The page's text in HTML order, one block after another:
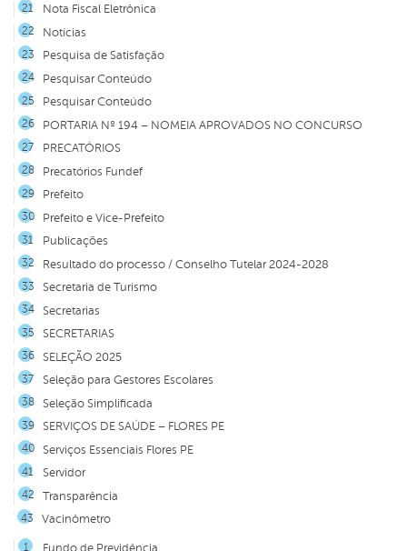
Nota Fiscal Eletrônica
Notícias
Pesquisa de Satisfação
Pesquisar Conteúdo
Pesquisar Conteúdo
PORTARIA Nº 194 – NOMEIA APROVADOS NO CONCURSO
PRECATÓRIOS
Precatórios Fundef
Prefeito
Prefeito e Vice-Prefeito
Publicações
Resultado do processo / Conselho Tutelar 2024-2028
Secretaria de Turismo
Secretarias
SECRETARIAS
SELEÇÃO 2025
Seleção para Gestores Escolares
Seleção Simplificada
SERVIÇOS DE SAÚDE – FLORES PE
Serviços Essenciais Flores PE
Servidor
Transparência
Vacinômetro